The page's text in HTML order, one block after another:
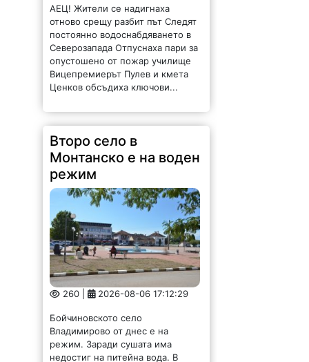
АЕЦ! Жители се надигнаха
отново срещу разбит път Следят
постоянно водоснабдяването в
Северозапада Отпуснаха пари за
опустошено от пожар училище
Вицепремиерът Пулев и кмета
Ценков обсъдиха ключови...
Второ село в
Монтанско е на воден
режим
260 | 2026-08-06 17:12:29
Бойчиновското село
Владимирово от днес е на
режим. Заради сушата има
недостиг на питейна вода. В